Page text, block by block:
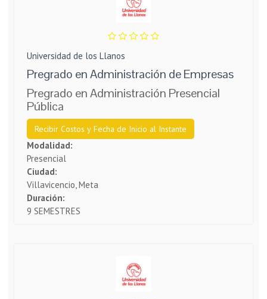
Universidad de los Llanos
Pregrado en Administración de Empresas
Pregrado en Administración Presencial
Pública
Recibir Costos y Fecha de Inicio al Instante
Modalidad:
Presencial
Ciudad:
Villavicencio, Meta
Duración:
9 SEMESTRES